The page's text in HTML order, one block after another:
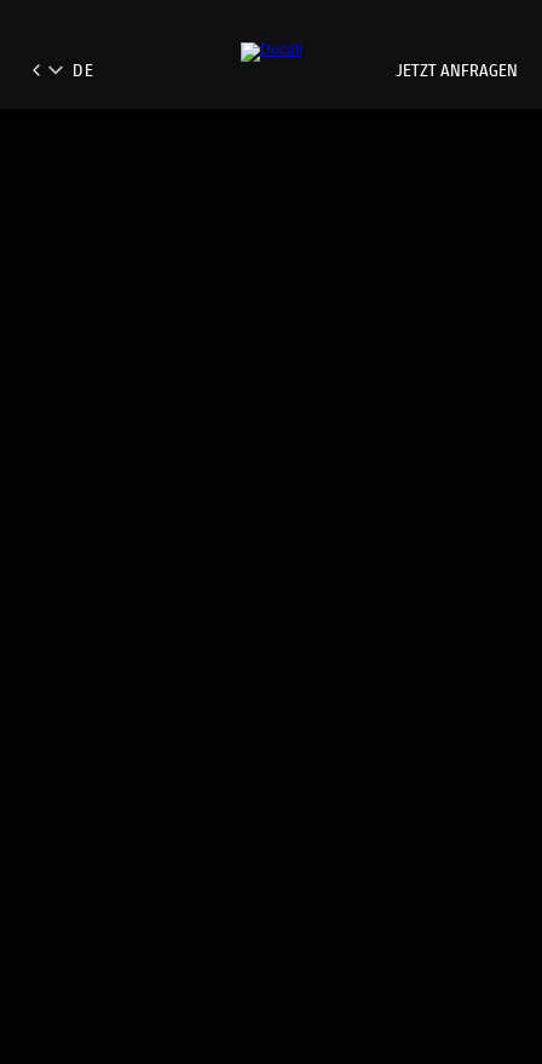
JETZT ANFRAGEN